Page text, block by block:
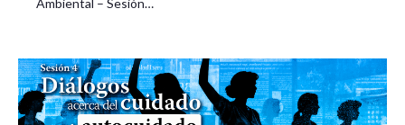
Ambiental – Sesión…